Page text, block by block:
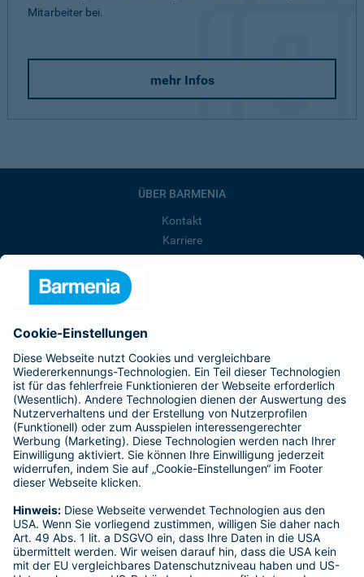
Mitarbeiter bei.
mehr Infos
ÜBER BARMENIA
Kontakt
Karriere
Barmenia ist Teil der BarmeniaGothaer
BELIEBTE SEITEN
Kranken-Zusatzversicherung
Tierversicherungen
Haftpflichtversicherung
Hausratversicherung
Adresse ändern
Schaden melden
Kilometerstandsmeldung